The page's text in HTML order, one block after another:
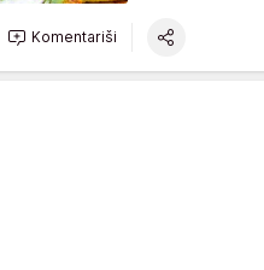
Komentariši